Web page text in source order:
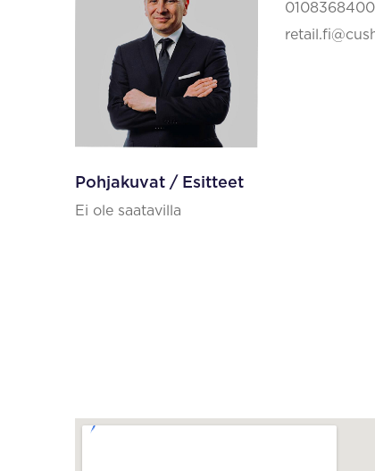
0108368400
Pohjakuvat / Esitteet
Ei ole saatavilla